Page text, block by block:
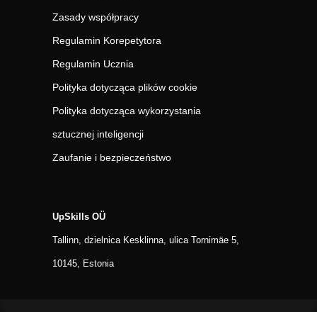
Zasady współpracy
Regulamin Korepetytora
Regulamin Ucznia
Polityka dotycząca plików cookie
Polityka dotycząca wykorzystania
sztucznej inteligencji
Zaufanie i bezpieczeństwo
UpSkills OÜ
Tallinn, dzielnica Kesklinna, ulica Tornimäe 5,
10145, Estonia